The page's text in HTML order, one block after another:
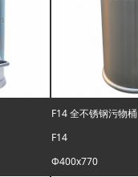
F14 全不锈钢污物桶
F14
Φ400x770